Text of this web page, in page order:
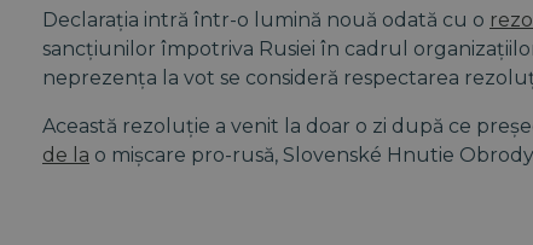
Declarația intră într-o lumină nouă odată cu o
sancțiunilor împotriva Rusiei în cadrul
neprezența la vot se consideră respectarea
Această rezoluție a venit la doar o zi după ce
de la o mișcare pro-rusă, Slovenské Hnutie